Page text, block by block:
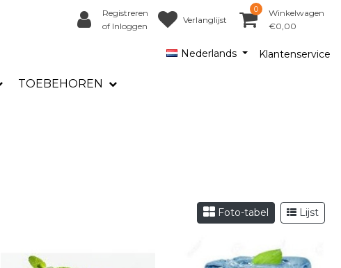
Registreren
of Inloggen
Verlanglijst
0
Winkelwagen
€0,00
Nederlands Klantenservice
TOEBEHOREN
Foto-tabel Lijst